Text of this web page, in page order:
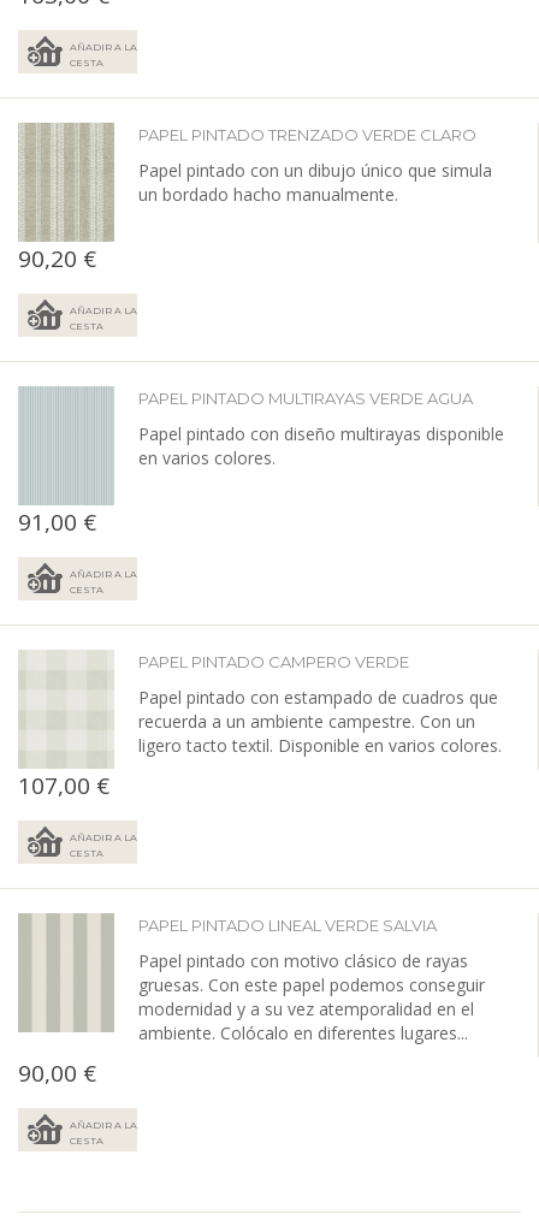
AÑADIR A LA
CESTA
PAPEL PINTADO TRENZADO VERDE CLARO
Papel pintado con un dibujo único que simula
un bordado hacho manualmente.
90,20 €
AÑADIR A LA
CESTA
PAPEL PINTADO MULTIRAYAS VERDE AGUA
Papel pintado con diseño multirayas disponible
en varios colores.
91,00 €
AÑADIR A LA
CESTA
PAPEL PINTADO CAMPERO VERDE
Papel pintado con estampado de cuadros que
recuerda a un ambiente campestre. Con un
ligero tacto textil. Disponible en varios colores.
107,00 €
AÑADIR A LA
CESTA
PAPEL PINTADO LINEAL VERDE SALVIA
Papel pintado con motivo clásico de rayas
gruesas. Con este papel podemos conseguir
modernidad y a su vez atemporalidad en el
ambiente. Colócalo en diferentes lugares...
90,00 €
AÑADIR A LA
CESTA